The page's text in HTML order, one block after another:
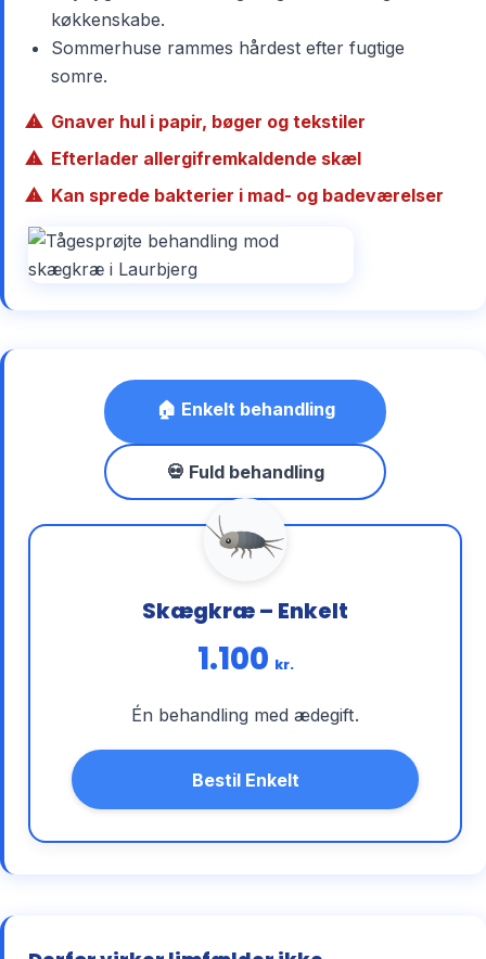
køkkenskabe.
Sommerhuse rammes hårdest efter fugtige
somre.
Gnaver hul i papir, bøger og tekstiler
Efterlader allergifremkaldende skæl
Kan sprede bakterier i mad- og badeværelser
🏠 Enkelt behandling
💀 Fuld behandling
Skægkræ – Enkelt
1.100 kr.
Én behandling med ædegift.
Bestil Enkelt